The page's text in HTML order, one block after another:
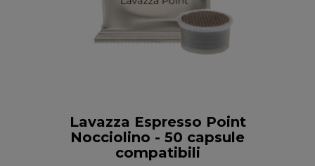
Anteprima
Lavazza Espresso Point
Nocciolino - 50 capsule
compatibili